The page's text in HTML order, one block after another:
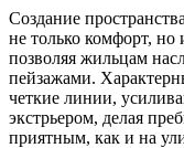
Создание
не только комфорт, но
позволяя жильцам
пейзажами.
четкие линии,
экстрьером, делая
приятным, как и на